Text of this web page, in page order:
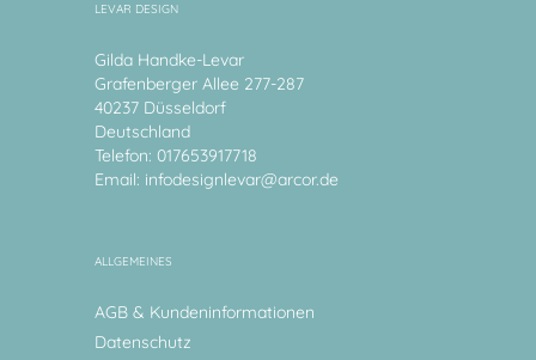
LEVAR DESIGN
Gilda Handke-Levar
Grafenberger Allee 277-287
40237 Düsseldorf
Deutschland
Telefon: 017653917718
Email: infodesignlevar@arcor.de
ALLGEMEINES
AGB & Kundeninformationen
Datenschutz